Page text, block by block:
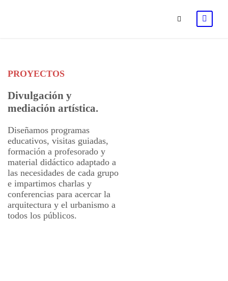
PROYECTOS
Divulgación y
mediación artística.
Diseñamos programas
educativos, visitas guiadas,
formación a profesorado y
material didáctico adaptado a
las necesidades de cada grupo
e impartimos charlas y
conferencias para acercar la
arquitectura y el urbanismo a
todos los públicos.